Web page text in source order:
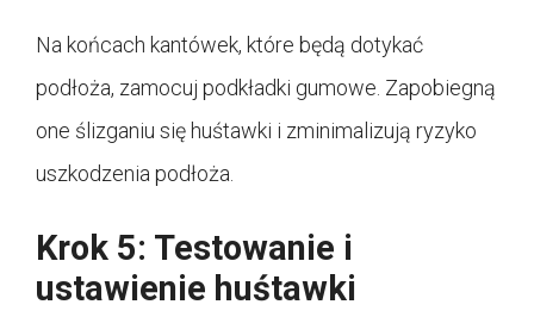
Na końcach kantówek, które będą dotykać
podłoża, zamocuj podkładki gumowe. Zapobiegną
one ślizganiu się huśtawki i zminimalizują ryzyko
uszkodzenia podłoża.
Krok 5: Testowanie i
ustawienie huśtawki